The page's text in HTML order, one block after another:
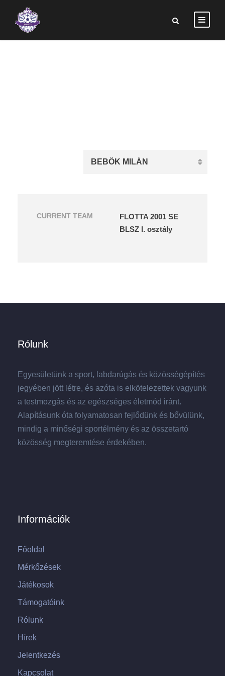
CURRENT TEAM
FLOTTA 2001 SE
BLSZ I. osztály
Rólunk
Egyesületünk a sport, labdarúgás és közösségépítés
jegyében jött létre, és azóta is elkötelezettek vagyunk
a testmozgás és az egészséges életmód iránt.
Alapításunk óta folyamatosan fejlődünk és bővülünk,
mindig a minőségi sportélmény és az összetartó
közösség megteremtése érdekében.
Információk
Főoldal
Mérkőzések
Játékosok
Támogatóink
Rólunk
Hírek
Jelentkezés
Kapcsolat